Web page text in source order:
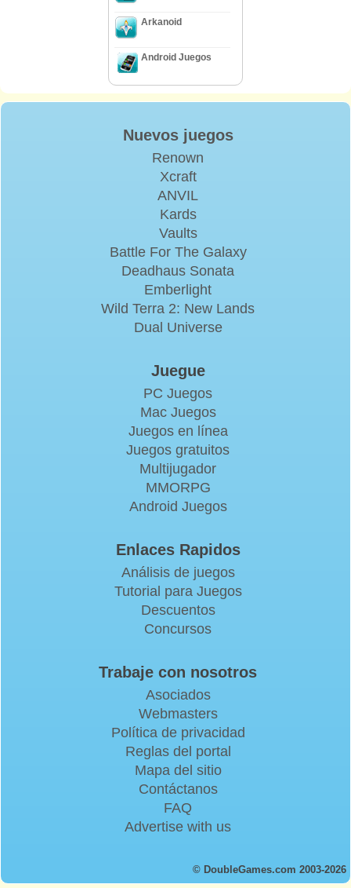
Arkanoid
Android Juegos
Nuevos juegos
Renown
Xcraft
ANVIL
Kards
Vaults
Battle For The Galaxy
Deadhaus Sonata
Emberlight
Wild Terra 2: New Lands
Dual Universe
Juegue
PC Juegos
Mac Juegos
Juegos en línea
Juegos gratuitos
Multijugador
MMORPG
Android Juegos
Enlaces Rapidos
Análisis de juegos
Tutorial para Juegos
Descuentos
Concursos
Trabaje con nosotros
Asociados
Webmasters
Política de privacidad
Reglas del portal
Mapa del sitio
Contáctanos
FAQ
Advertise with us
© DoubleGames.com 2003-2026